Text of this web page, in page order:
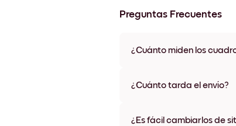
Preguntas Frecuentes
¿Cuánto miden los
materiales y colores de
¿Cuánto tarda el envío?
algunos países. Te
¿Es fácil cambiarlos de